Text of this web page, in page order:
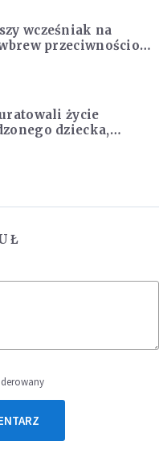
wcześniak na
przeciwnościom,
1. urodziny
życie
dziecka,
ryzykowną